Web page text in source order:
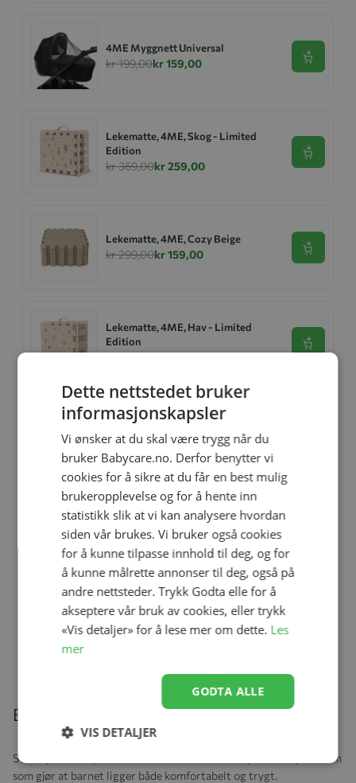
4ME Myggnett Universal
kr 199,00kr 159,00 Se
Lekematte, 4ME, Skog - Limited
Edition
kr 369,00kr 259,00
Se
Lekematte, 4ME, Cozy Beige
kr 299,00kr 159,00 Se
Lekematte, 4ME, Hav - Limited
Edition
kr 369,00kr 229,00
Se
kr 279,00kr 167,40
Vogn, Cybex Bilstol adapter Balios S
/Talos S Black
kr 549,00
Helledussen Ullongs, Heart
kr 279,00 kr 167,40
Beskrivelse
Svært praktisk spedbarnsstøtte fra Thermobaby. Med en passform
som gjør at barnet ligger både komfortabelt og trygt.
Dette nettstedet bruker
informasjonskapsler
Vi ønsker at du skal være trygg når du
bruker Babycare.no. Derfor benytter vi
cookies for å sikre at du får en best mulig
brukeropplevelse og for å hente inn
statistikk slik at vi kan analysere hvordan
siden vår brukes. Vi bruker også cookies
for å kunne tilpasse innhold til deg, og for
å kunne målrette annonser til deg, også på
andre nettsteder. Trykk Godta elle for å
akseptere vår bruk av cookies, eller trykk
«Vis detaljer» for å lese mer om dette. Les
mer
GODTA ALLE
VIS DETALJER